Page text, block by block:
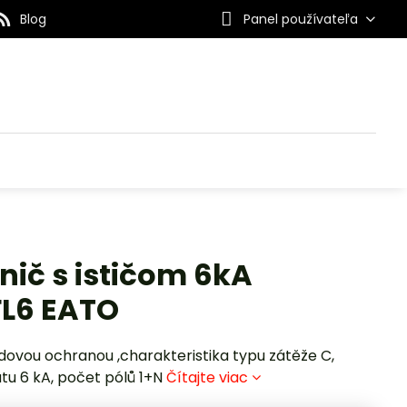
Blog Panel používateľa
s ističom 6kA
EATO
ochranou ,charakteristika typu zátěže C,
6 kA, počet pólů 1+NČítajte viac